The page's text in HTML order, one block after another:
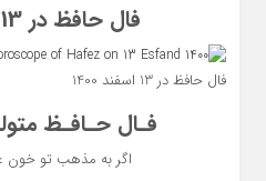
فال حافظ در 13 اسفند 1400
فال حافظ در 13 اسفند 1400
فـال حـافـظ
اگر به مذهب تو خون